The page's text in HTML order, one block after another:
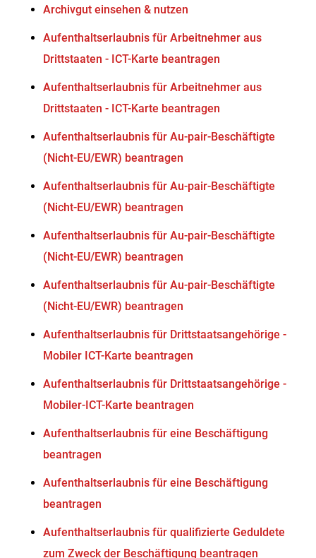
Archivgut einsehen & nutzen
Aufenthaltserlaubnis für Arbeitnehmer aus
Drittstaaten - ICT-Karte beantragen
Aufenthaltserlaubnis für Arbeitnehmer aus
Drittstaaten - ICT-Karte beantragen
Aufenthaltserlaubnis für Au-pair-Beschäftigte
(Nicht-EU/EWR) beantragen
Aufenthaltserlaubnis für Au-pair-Beschäftigte
(Nicht-EU/EWR) beantragen
Aufenthaltserlaubnis für Au-pair-Beschäftigte
(Nicht-EU/EWR) beantragen
Aufenthaltserlaubnis für Au-pair-Beschäftigte
(Nicht-EU/EWR) beantragen
Aufenthaltserlaubnis für Drittstaatsangehörige -
Mobiler ICT-Karte beantragen
Aufenthaltserlaubnis für Drittstaatsangehörige -
Mobiler-ICT-Karte beantragen
Aufenthaltserlaubnis für eine Beschäftigung
beantragen
Aufenthaltserlaubnis für eine Beschäftigung
beantragen
Aufenthaltserlaubnis für qualifizierte Geduldete
zum Zweck der Beschäftigung beantragen